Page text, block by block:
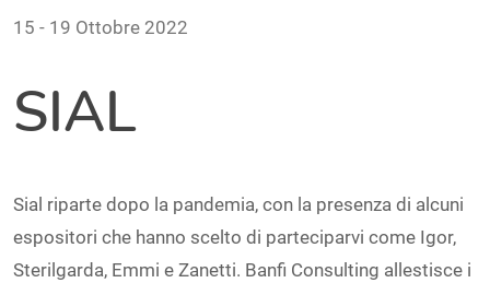
15 - 19 Ottobre 2022
SIAL
Sial riparte dopo la pandemia, con la presenza di alcuni
espositori che hanno scelto di parteciparvi come Igor,
Sterilgarda, Emmi e Zanetti. Banfi Consulting allestisce i